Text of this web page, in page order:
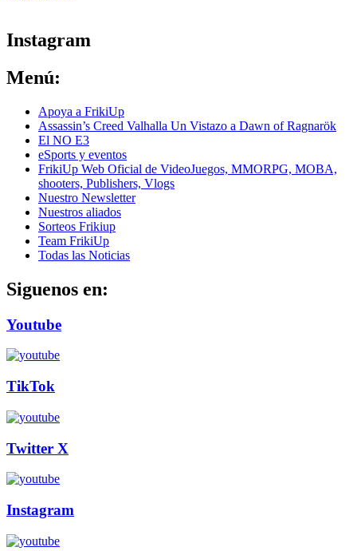
Instagram
Menú:
Apoya a FrikiUp
Assassin’s Creed Valhalla Un Vistazo a Dawn of Ragnarök
El NO E3
eSports y eventos
FrikiUp Web Oficial de VideoJuegos, MMORPG, MOBA,
shooters, Publishers, Vlogs
Nuestro Newsletter
Nuestros aliados
Sorteos Frikiup
Team FrikiUp
Todas las Noticias
Siguenos en:
Youtube
TikTok
Twitter X
Instagram